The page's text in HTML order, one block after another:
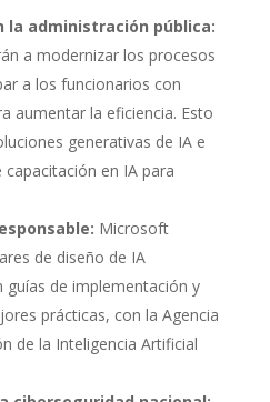
la administración pública:
a modernizar los procesos
a los funcionarios con
aumentar la eficiencia. Esto
generativas de IA e
en IA para
Microsoft
de diseño de IA
de implementación y
prácticas, con la Agencia
de la Inteligencia Artificial